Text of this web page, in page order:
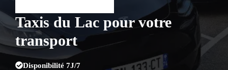
Taxis du Lac pour votre
transport
Disponibilité 7J/7